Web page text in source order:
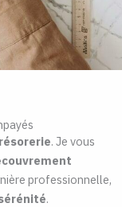
. Je vous
professionnelle,
.